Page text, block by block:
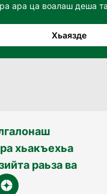
ара ца воалаш деша
Хьаязде
хьакъехьа
раьза ва